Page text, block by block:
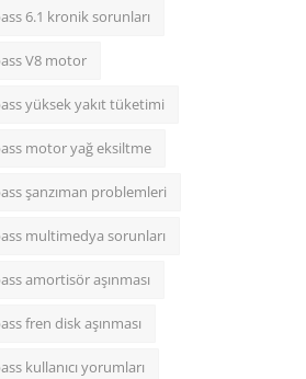
6.1 kronik sorunları
V8 motor
yüksek yakıt tüketimi
motor yağ eksiltme
şanzıman problemleri
multimedya sorunları
amortisör aşınması
fren disk aşınması
kullanıcı yorumları